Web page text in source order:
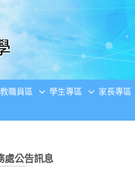
教職員區 學生專區 家長專區
處公告訊息